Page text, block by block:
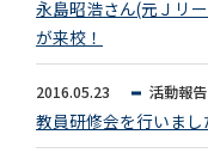
永島昭浩さん(元Ｊリ
が来校！
2016.05.23 活動報告
教員研修会を行いまし